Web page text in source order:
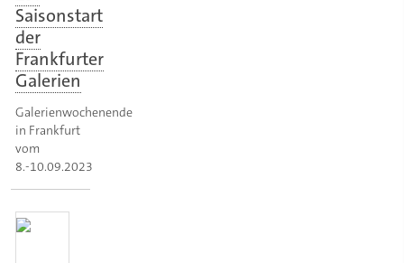
Saisonstart
der
Frankfurter
Galerien
Galerienwochenende
in Frankfurt
vom
8.-10.09.2023